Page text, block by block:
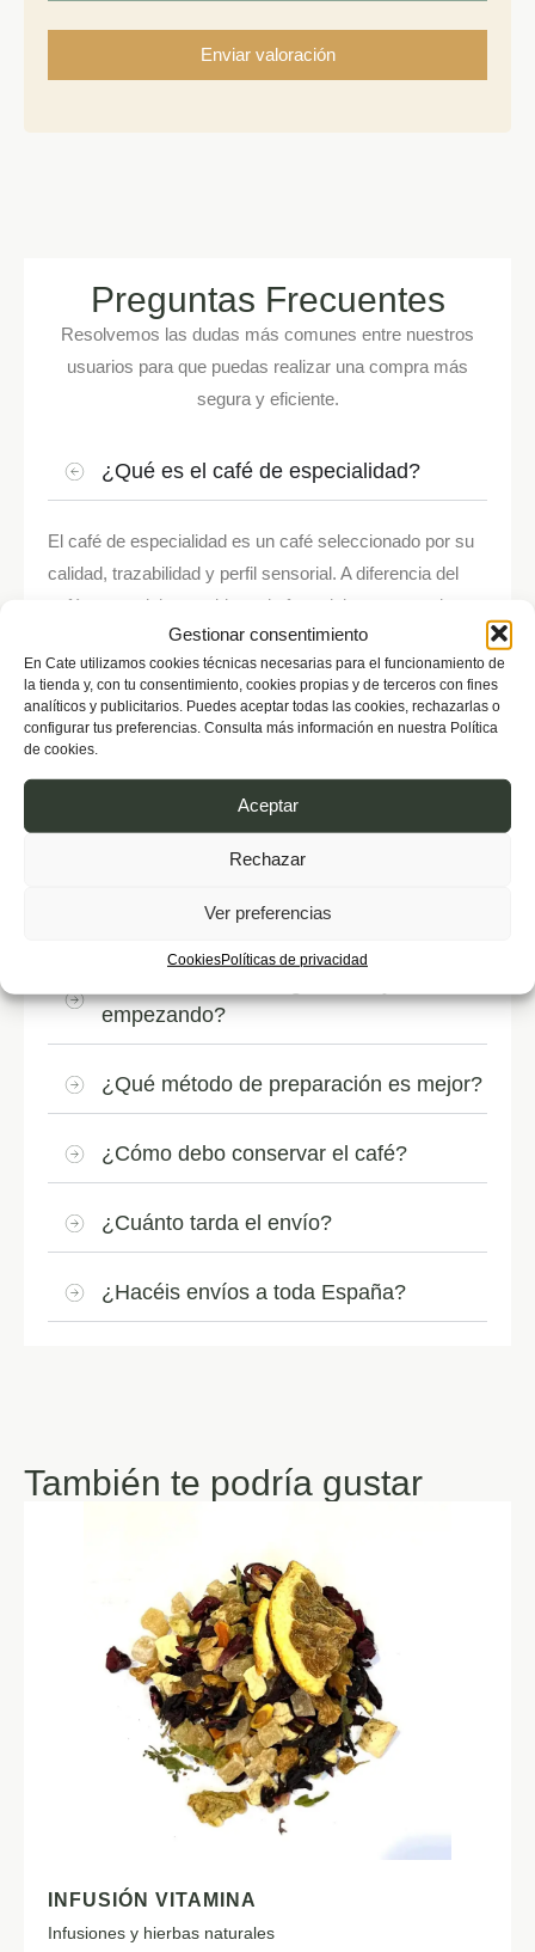
Gestionar consentimiento
En Cate utilizamos cookies técnicas necesarias para el funcionamiento de
la tienda y, con tu consentimiento, cookies propias y de terceros con fines
analíticos y publicitarios. Puedes aceptar todas las cookies, rechazarlas o
configurar tus preferencias. Consulta más información en nuestra Política
de cookies.
Aceptar
Rechazar
Ver preferencias
CookiesPolíticas de privacidad
Preguntas Frecuentes
Resolvemos las dudas más comunes entre nuestros
usuarios para que puedas realizar una compra más
segura y eficiente.
¿Qué es el café de especialidad?
El café de especialidad es un café seleccionado por su
calidad, trazabilidad y perfil sensorial. A diferencia del
café comercial, se cuida cada fase del proceso: origen,
cultivo, recolección, tueste y preparación.
¿Los cafés se tuestan de forma
reciente?
¿Qué diferencia hay entre café en grano
¿Puedo elegir el tipo de molienda?
empezando?
¿Qué método de preparación es mejor?
¿Cómo debo conservar el café?
¿Cuánto tarda el envío?
¿Hacéis envíos a toda España?
También te podría gustar
INFUSIÓN VITAMINA
Infusiones y hierbas naturales